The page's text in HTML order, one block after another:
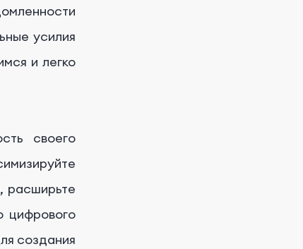
усилия
и легко
своего
расширьте
цифрового
создания